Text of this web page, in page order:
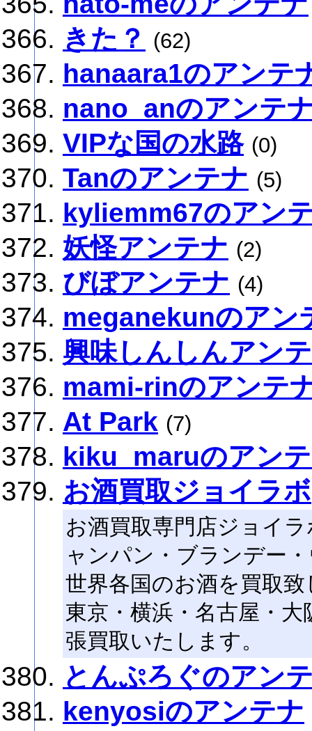
きた？
(62)
hanaara1のアンテ
nano_anのアンテ
VIPな国の水路 (0)
Tanのアンテナ (5)
kyliemm67のアン
妖怪アンテナ (2)
びぼアンテナ (4)
meganekunのアン
興味しんしんアン
mami-rinのアンテ
At Park (7)
kiku_maruのアン
お酒買取ジョイラボ
お酒買取専門店ジョイ
ャンパン・ブランデー
世界各国のお酒を買取
東京・横浜・名古屋・
張買取いたします。
とんぷろぐのアン
kenyosiのアンテナ